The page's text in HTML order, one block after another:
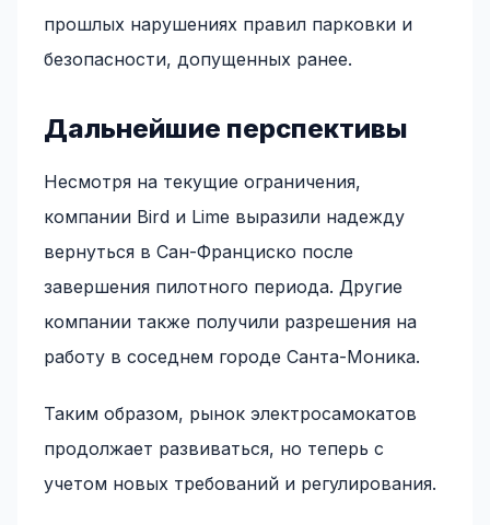
прошлых нарушениях правил парковки и
безопасности, допущенных ранее.
Дальнейшие перспективы
Несмотря на текущие ограничения,
компании Bird и Lime выразили надежду
вернуться в Сан-Франциско после
завершения пилотного периода. Другие
компании также получили разрешения на
работу в соседнем городе Санта-Моника.
Таким образом, рынок электросамокатов
продолжает развиваться, но теперь с
учетом новых требований и регулирования.